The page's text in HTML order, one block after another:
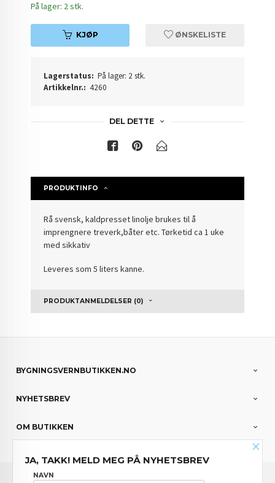
På lager: 2 stk.
KJØP ØNSKELISTE
Lagerstatus: På lager: 2 stk.
Artikkelnr.: 4260
DEL DETTE
PRODUKTINFO
Rå svensk, kaldpresset linolje brukes til å
imprengnere treverk,båter etc. Tørketid ca 1 uke
med sikkativ
Leveres som 5 liters kanne.
PRODUKTANMELDELSER (0)
BYGNINGSVERNBUTIKKEN.NO
NYHETSBREV
OM BUTIKKEN
FRAKT
×
JA, TAKK! MELD MEG PÅ NYHETSBREV
NAVN